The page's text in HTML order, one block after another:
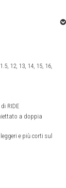
mescole di
progettati da
e ghiaccio.
mentre il
una migliore
permette una
12, 13, 14, 15, 16,
RIDE
a doppia
e più corti sul